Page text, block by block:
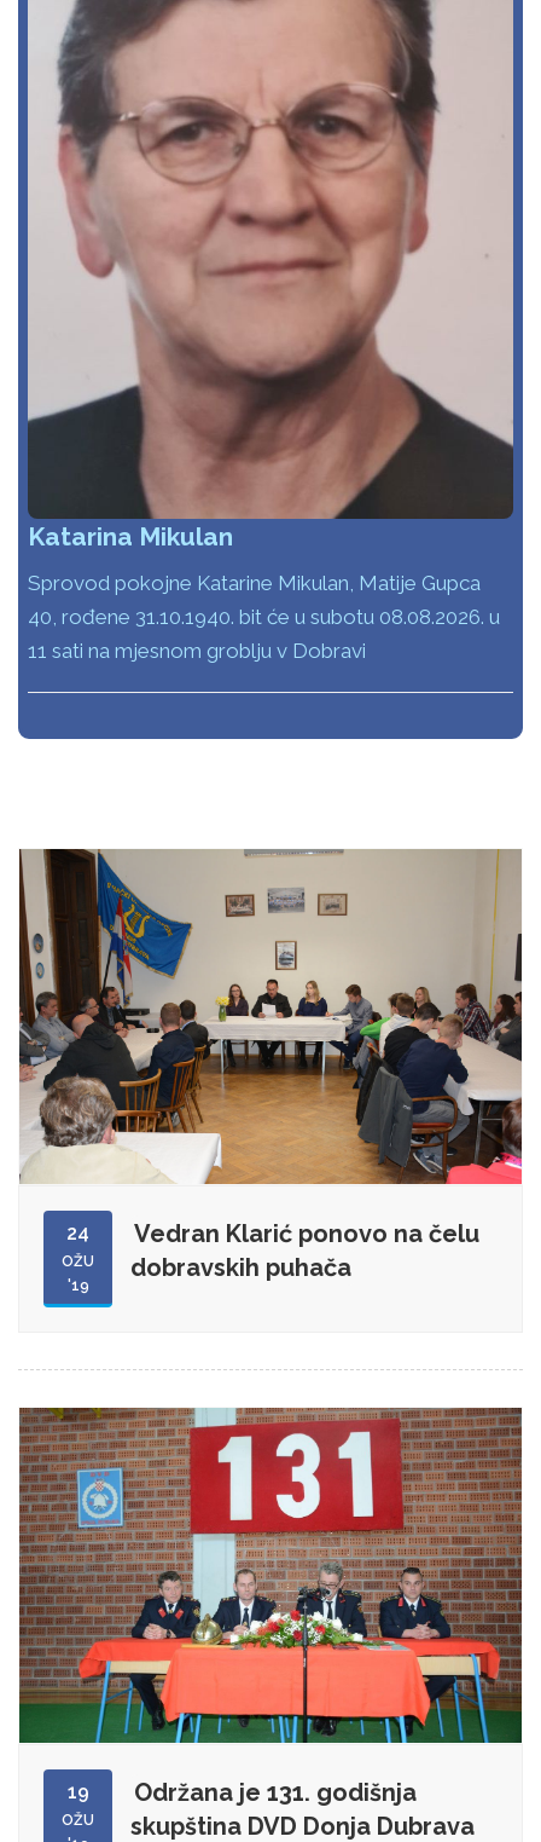
Katarina Mikulan
Sprovod pokojne Katarine Mikulan, Matije Gupca
40, rođene 31.10.1940. bit će u subotu 08.08.2026. u
11 sati na mjesnom groblju v Dobravi
24
OŽU
'19
Vedran Klarić ponovo na čelu
dobravskih puhača
19
OŽU
Održana je 131. godišnja
skupština DVD Donja Dubrava